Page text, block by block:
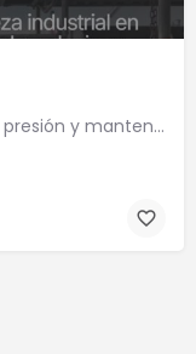
Soluciones de limpieza industrial, alta presión y mantenimiento especializado